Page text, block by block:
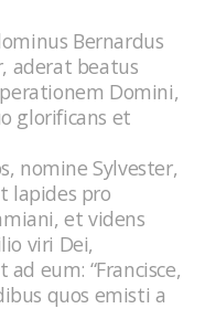
Bernardus
aderat beatus
Domini,
glorificans et
nomine Sylvester,
lapides pro
et videns
viri Dei,
eum: “Francisce,
quos emisti a